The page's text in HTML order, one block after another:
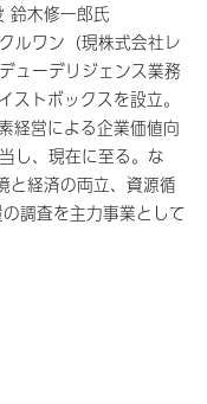
鈴木修一郎氏
ルワン（現株式会社レ
ューデリジェンス業務
トボックスを設立。
経営による企業価値向
し、現在に至る。な
と経済の両立、資源循
調査を主力事業として